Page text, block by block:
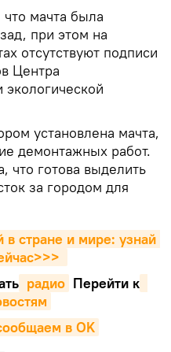
мачта была
при этом на
отсутствуют подписи
Центра
установлена мачта,
демонтажных работ.
что готова выделить
за городом для
в стране и мире: узнай
радио Перейти к
в OK